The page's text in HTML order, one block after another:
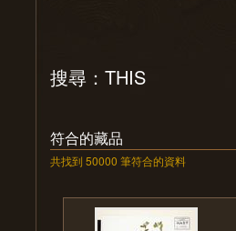
搜尋：THIS
符合的藏品
共找到 50000 筆符合的資料